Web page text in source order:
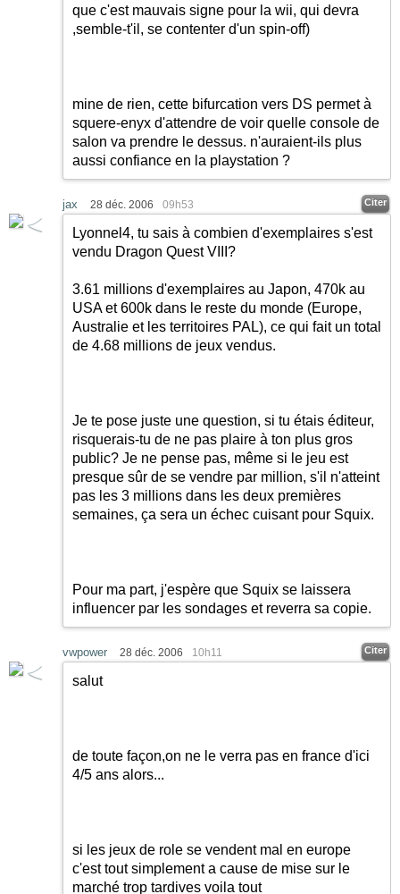
que c'est mauvais signe pour la wii, qui devra
,semble-t'il, se contenter d'un spin-off)
mine de rien, cette bifurcation vers DS permet à
squere-enyx d'attendre de voir quelle console de
salon va prendre le dessus. n'auraient-ils plus
aussi confiance en la playstation ?
jax 28 déc. 2006 09h53 Citer
Lyonnel4, tu sais à combien d'exemplaires s'est
vendu Dragon Quest VIII?
3.61 millions d'exemplaires au Japon, 470k au
USA et 600k dans le reste du monde (Europe,
Australie et les territoires PAL), ce qui fait un total
de 4.68 millions de jeux vendus.
Je te pose juste une question, si tu étais éditeur,
risquerais-tu de ne pas plaire à ton plus gros
public? Je ne pense pas, même si le jeu est
presque sûr de se vendre par million, s'il n'atteint
pas les 3 millions dans les deux premières
semaines, ça sera un échec cuisant pour Squix.
Pour ma part, j'espère que Squix se laissera
influencer par les sondages et reverra sa copie.
vwpower 28 déc. 2006 10h11 Citer
salut
de toute façon,on ne le verra pas en france d'ici
4/5 ans alors...
si les jeux de role se vendent mal en europe
c'est tout simplement a cause de mise sur le
marché trop tardives voila tout